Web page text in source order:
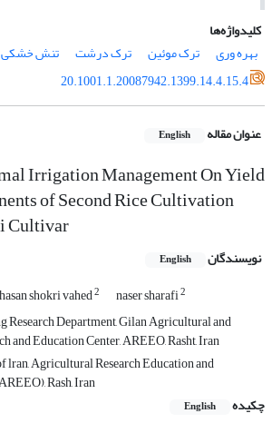
کلیدواژه‌ها
بهره وری
ترک موئین ترک درشت تنش خشکی
20.1001.1.20087942.1399.14.4.15.4
عنوان مقاله English
Irrigation Management On Yield
of Second Rice Cultivation
Cultivar
نویسندگان English
hasan shokri vahed2 naser sharafi2
Department, Gilan Agricultural and
and Education Center, AREEO, Rasht, Iran
lran, Agricultural Research Education and
Rash, Iran
چکیده
English